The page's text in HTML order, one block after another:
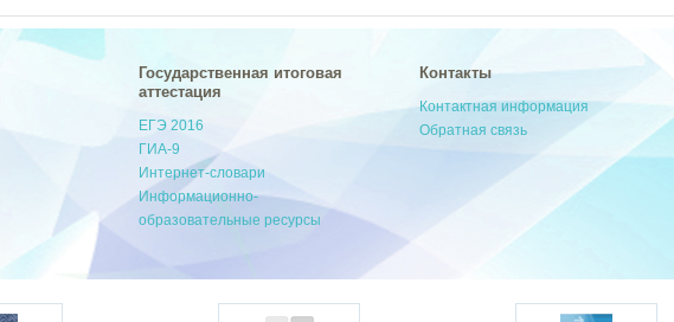
Государственная итоговая
аттестация
ЕГЭ 2016
ГИА-9
Интернет-словари
Информационно-
образовательные ресурсы
Контакты
Контактная информация
Обратная связь